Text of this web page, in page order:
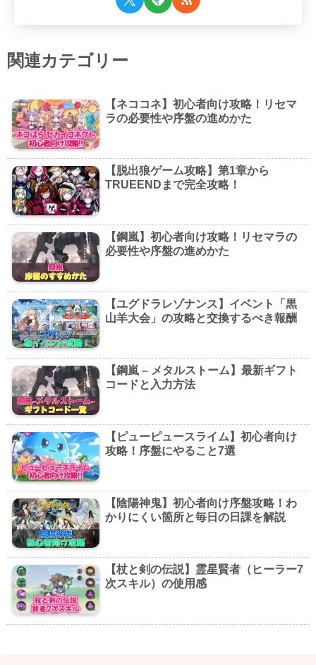
関連カテゴリー
【ネココネ】初心者向け攻略！リセマ
ラの必要性や序盤の進めかた
【脱出狼ゲーム攻略】第1章から
TRUEENDまで完全攻略！
【鋼嵐】初心者向け攻略！リセマラの
必要性や序盤の進めかた
【ユグドラレゾナンス】イベント「黒
山羊大会」の攻略と交換するべき報酬
【鋼嵐 – メタルストーム】最新ギフト
コードと入力方法
【ピューピュースライム】初心者向け
攻略！序盤にやること7選
【陰陽神鬼】初心者向け序盤攻略！わ
かりにくい箇所と毎日の日課を解説
【杖と剣の伝説】霊星賢者（ヒーラー7
次スキル）の使用感